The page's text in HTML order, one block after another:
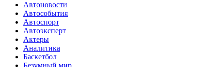
Автоновости
Автособытия
Автоспорт
Автоэксперт
Актеры
Аналитика
Баскетбол